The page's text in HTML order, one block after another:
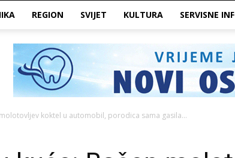
REGION SVIJET KULTURA SERVISNE
koktel u automobil, porodica sama gasila...